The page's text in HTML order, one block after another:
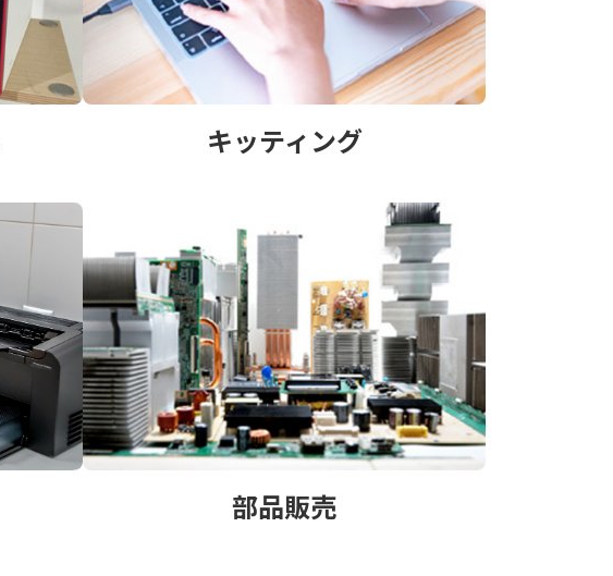
キッティング
部品販売